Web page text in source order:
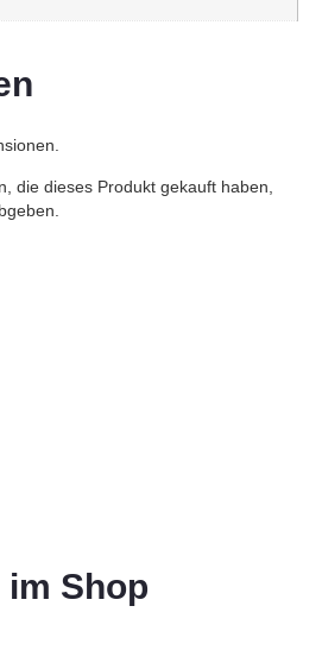
Shop
die dieses Produkt gekauft haben,